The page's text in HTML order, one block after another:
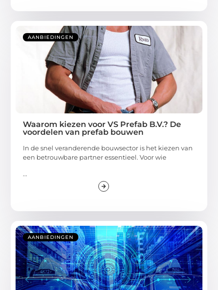
AANBIEDINGEN
Waarom kiezen voor VS Prefab B.V.? De
voordelen van prefab bouwen
In de snel veranderende bouwsector is het kiezen van
een betrouwbare partner essentieel. Voor wie
...
AANBIEDINGEN